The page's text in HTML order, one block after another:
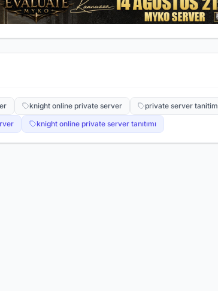
knight online private server private server tanitim
knight online private server tanıtımı